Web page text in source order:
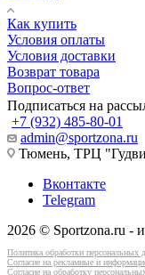
Как купить
Условия оплаты
Условия доставки
Возврат товара
Вопрос-ответ
Подписаться на
+7 (932) 485-80-01
admin@sportzona.ru
Тюмень, ТРЦ
Вконтакте
Telegram
2026 © Sportzona.ru -
Политика обработки персональных
Согласие на рекламные и
Согласие на обработку